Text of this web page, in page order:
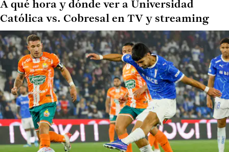
A qué hora y dónde ver a Universidad
Católica vs. Cobresal en TV y streaming